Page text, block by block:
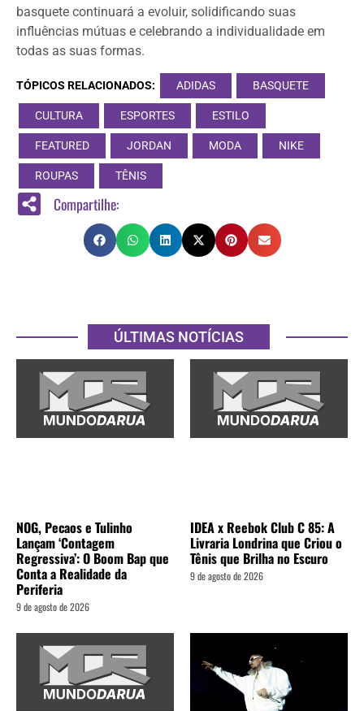
basquete continuará a evoluir, solidificando suas
influências mútuas e celebrando a individualidade em
todas as suas formas.
TÓPICOS RELACIONADOS: ADIDAS BASQUETE
CULTURA ESPORTES ESTILO
FEATURED JORDAN MODA NIKE
ROUPAS TÊNIS
Compartilhe:
ÚLTIMAS NOTÍCIAS
NOG, Pecaos e Tulinho
Lançam ‘Contagem
Regressiva’: O Boom Bap que
Conta a Realidade da
Periferia
9 de agosto de 2026
IDEA x Reebok Club C 85: A
Livraria Londrina que Criou o
Tênis que Brilha no Escuro
9 de agosto de 2026